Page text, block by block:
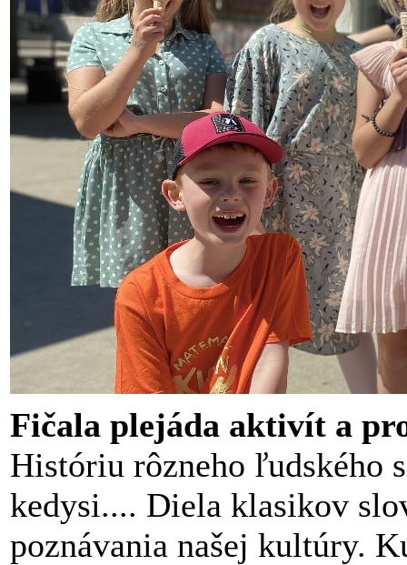
Fičala plejáda aktivít a
Históriu rôzneho ľudského
kedysi.... Diela klasikov
poznávania našej kultúry.